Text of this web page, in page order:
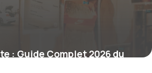
: Guide Complet 2026 du